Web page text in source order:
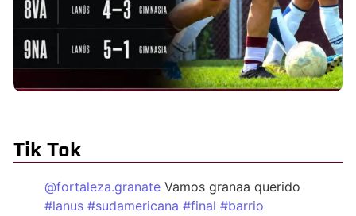
Tik Tok
@fortaleza.granate Vamos granaa querido
#lanus #sudamericana #final #barrio